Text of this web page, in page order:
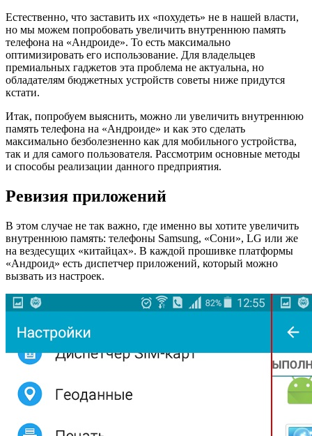
Естественно, что заставить их «похудеть» не в нашей власти,
но мы можем попробовать увеличить внутреннюю память
телефона на «Андроиде». То есть максимально
оптимизировать его использование. Для владельцев
премиальных гаджетов эта проблема не актуальна, но
обладателям бюджетных устройств советы ниже придутся
кстати.
Итак, попробуем выяснить, можно ли увеличить внутреннюю
память телефона на «Андроиде» и как это сделать
максимально безболезненно как для мобильного устройства,
так и для самого пользователя. Рассмотрим основные методы
и способы реализации данного предприятия.
Ревизия приложений
В этом случае не так важно, где именно вы хотите увеличить
внутреннюю память: телефоны Samsung, «Сони», LG или же
на вездесущих «китайцах». В каждой прошивке платформы
«Андроид» есть диспетчер приложений, который можно
вызвать из настроек.